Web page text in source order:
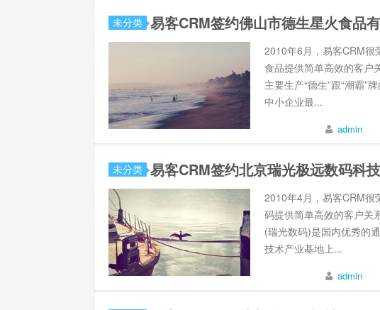
未分类 易客CRM签约佛山市德生星火食品
2010年6月，易客CRM很
食品提供简单高效的客户
主要生产“德生”跟“潮霸”
中小企业最...
admin
未分类 易客CRM签约北京瑞光极远数码科
2010年4月，易客CRM很
码提供简单高效的客户关
(瑞光数码)是国内优秀的
技术产业基地上...
admin